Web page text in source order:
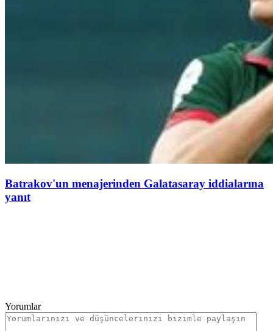
Batrakov'un menajerinden Galatasaray iddialarına
yanıt
Yorumlar